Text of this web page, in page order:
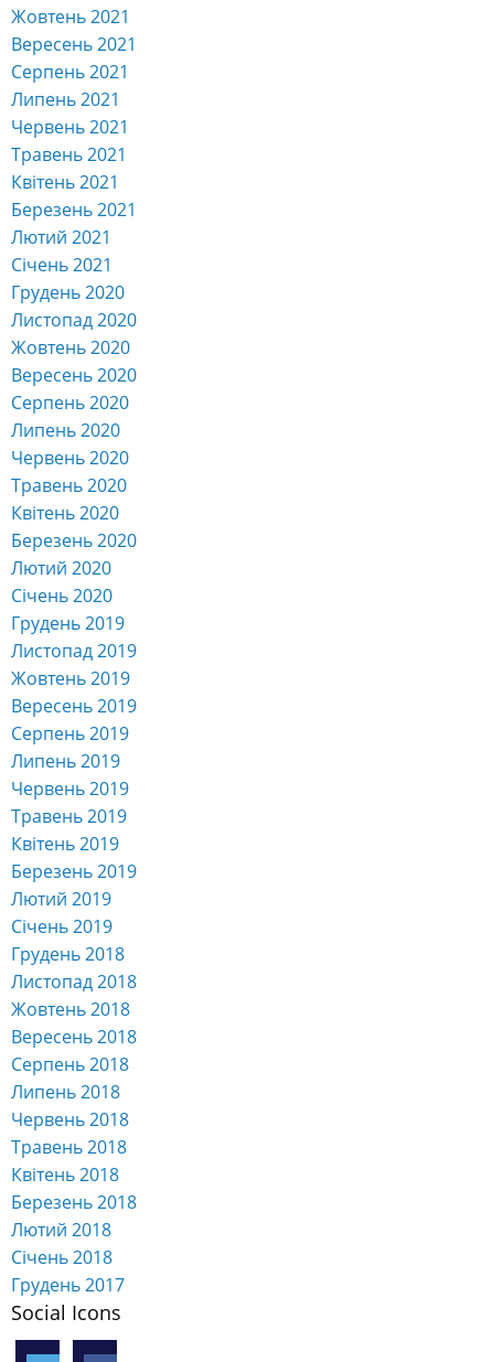
Жовтень 2021
Вересень 2021
Серпень 2021
Липень 2021
Червень 2021
Травень 2021
Квітень 2021
Березень 2021
Лютий 2021
Січень 2021
Грудень 2020
Листопад 2020
Жовтень 2020
Вересень 2020
Серпень 2020
Липень 2020
Червень 2020
Травень 2020
Квітень 2020
Березень 2020
Лютий 2020
Січень 2020
Грудень 2019
Листопад 2019
Жовтень 2019
Вересень 2019
Серпень 2019
Липень 2019
Червень 2019
Травень 2019
Квітень 2019
Березень 2019
Лютий 2019
Січень 2019
Грудень 2018
Листопад 2018
Жовтень 2018
Вересень 2018
Серпень 2018
Липень 2018
Червень 2018
Травень 2018
Квітень 2018
Березень 2018
Лютий 2018
Січень 2018
Грудень 2017
Social Icons